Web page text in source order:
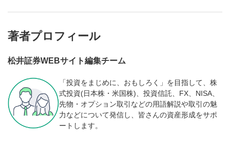
著者プロフィール
松井証券WEBサイト編集チーム
「投資をまじめに、おもしろく」を目指して、株
式投資(日本株・米国株)、投資信託、FX、NISA、
先物・オプション取引などの用語解説や取引の魅
力などについて発信し、皆さんの資産形成をサポ
ートします。